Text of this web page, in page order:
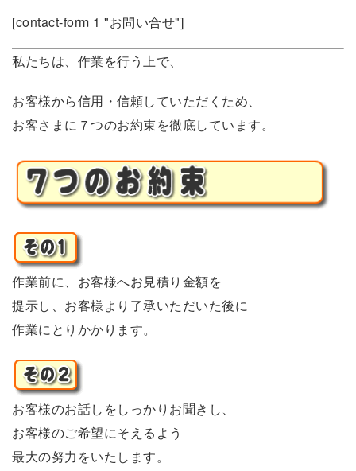
[contact-form 1 "お問い合せ"]
私たちは、作業を行う上で、
お客様から信用・信頼していただくため、
お客さまに７つのお約束を徹底しています。
作業前に、お客様へお見積り金額を
提示し、お客様より了承いただいた後に
作業にとりかかります。
お客様のお話しをしっかりお聞きし、
お客様のご希望にそえるよう
最大の努力をいたします。